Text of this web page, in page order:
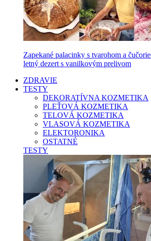
Zapekané palacinky s tvarohom a
letný dezert s vanilkovým prelivom
ZDRAVIE
TESTY
DEKORATÍVNA KOZMETIKA
PLEŤOVÁ KOZMETIKA
TELOVÁ KOZMETIKA
VLASOVÁ KOZMETIKA
ELEKTORONIKA
OSTATNÉ
TESTY